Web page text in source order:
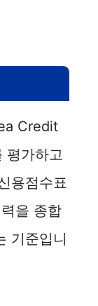
Credit
평가하고
용점수표
을 종합
기준입니